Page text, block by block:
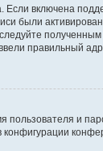
включена
были
правильный
и